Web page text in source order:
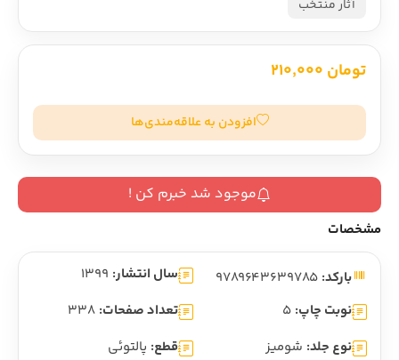
آثار منتخب
تومان 210,000
افزودن به علاقه‌مندی‌ها
موجود شد خبرم کن !
مشخصات
بارکد: سال انتشار: 1399
نوبت چاپ: 5 تعداد صفحات: 338
نوع جلد: شومیز قطع: پالتوئی